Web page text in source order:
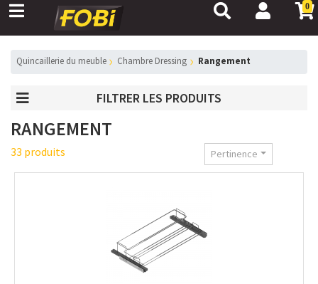
0
Quincaillerie du meuble Chambre Dressing Rangement
FILTRER LES PRODUITS
RANGEMENT
33 produits Pertinence